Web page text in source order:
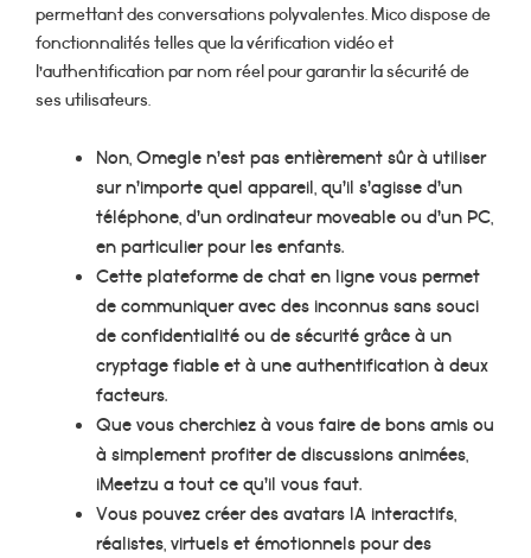
permettant des conversations polyvalentes. Mico dispose de
fonctionnalités telles que la vérification vidéo et
l’authentification par nom réel pour garantir la sécurité de
ses utilisateurs.
Non, Omegle n’est pas entièrement sûr à utiliser
sur n’importe quel appareil, qu’il s’agisse d’un
téléphone, d’un ordinateur moveable ou d’un PC,
en particulier pour les enfants.
Cette plateforme de chat en ligne vous permet
de communiquer avec des inconnus sans souci
de confidentialité ou de sécurité grâce à un
cryptage fiable et à une authentification à deux
facteurs.
Que vous cherchiez à vous faire de bons amis ou
à simplement profiter de discussions animées,
iMeetzu a tout ce qu’il vous faut.
Vous pouvez créer des avatars IA interactifs,
réalistes, virtuels et émotionnels pour des